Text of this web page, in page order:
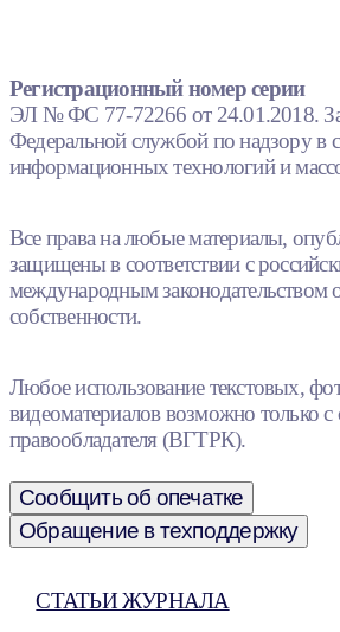
Регистрационный номер серии
ЭЛ № ФС 77-72266 от 24.01.2018.
Федеральной службой по надзору в
информационных технологий и
Все права на любые материалы,
защищены в соответствии с
международным законодательством
собственности.
Любое использование текстовых,
видеоматериалов возможно только с
правообладателя (ВГТРК).
Сообщить об опечатке
Обращение в техподдержку
СТАТЬИ ЖУРНАЛА